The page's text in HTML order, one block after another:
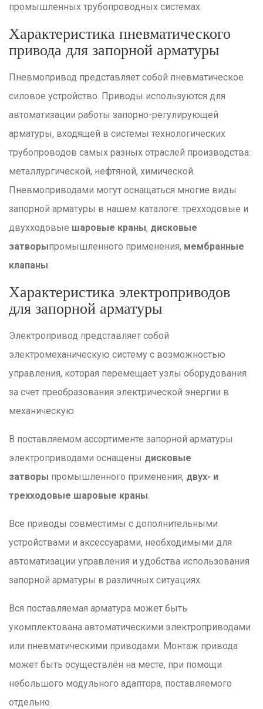
промышленных трубопроводных системах.
Характеристика пневматического
привода для запорной арматуры
Пневмопривод представляет собой пневматическое
силовое устройство. Приводы используются для
автоматизации работы запорно-регулирующей
арматуры, входящей в системы технологических
трубопроводов самых разных отраслей производства:
металлургической, нефтяной, химической.
Пневмоприводами могут оснащаться многие виды
запорной арматуры в нашем каталоге: трехходовые и
двухходовые шаровые краны, дисковые
затворыпромышленного применения, мембранные
клапаны.
Характеристика электроприводов
для запорной арматуры
Электропривод представляет собой
электромеханическую систему с возможностью
управления, которая перемещает узлы оборудования
за счет преобразования электрической энергии в
механическую.
В поставляемом ассортименте запорной арматуры
электроприводами оснащены дисковые
затворы промышленного применения, двух- и
трехходовые шаровые краны.
Все приводы совместимы с дополнительными
устройствами и аксессуарами, необходимыми для
автоматизации управления и удобства использования
запорной арматуры в различных ситуациях.
Вся поставляемая арматура может быть
укомплектована автоматическими электроприводами
или пневматическими приводами. Монтаж привода
может быть осуществлён на месте, при помощи
небольшого модульного адаптора, поставляемого
отдельно.